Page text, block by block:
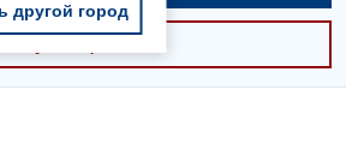
другой город